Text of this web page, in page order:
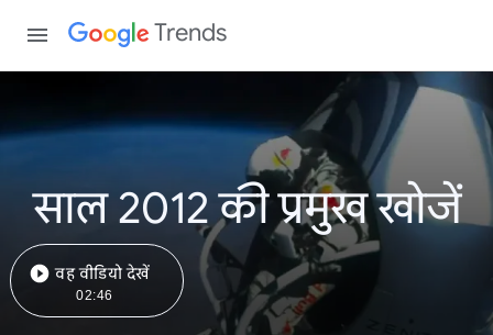
Trends
साल 2012 की प्रमुख खोजें
वह वीडियो देखें
02:46